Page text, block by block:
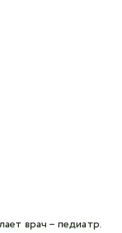
врач – педиатр.